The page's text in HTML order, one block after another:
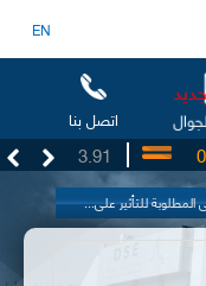
EN
جديد
اتصل بنا
3.91
UG
للتأثير على...